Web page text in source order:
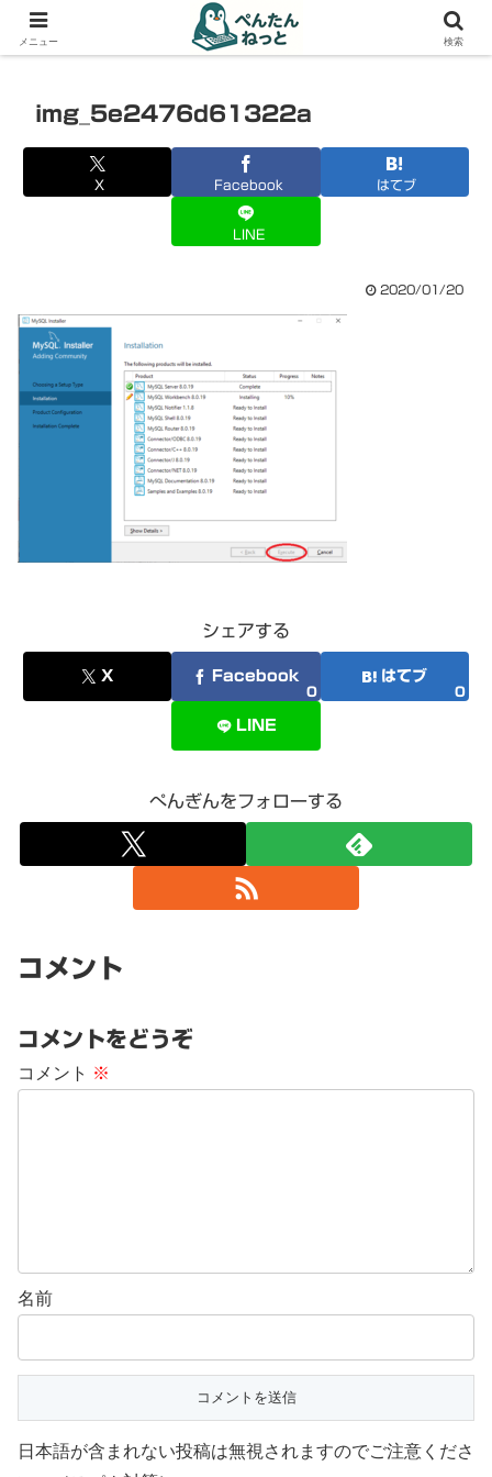
PCやガジェットの備忘録
img_5e2476d61322a
X Facebook はてブ
LINE
2020/01/20
シェアする
X Facebook
0
はてブ
0
LINE
ぺんぎんをフォローする
コメント
コメントをどうぞ
コメント ※
名前
日本語が含まれない投稿は無視されますのでご注意くださ
メニュー 検索